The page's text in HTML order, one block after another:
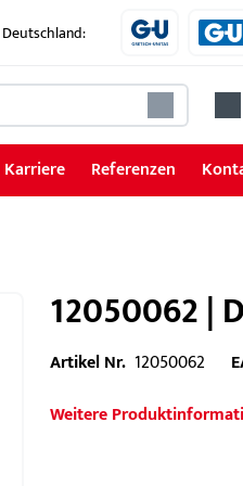
Karriere Referenzen
12050062 |
Artikel Nr. 12050062
Weitere